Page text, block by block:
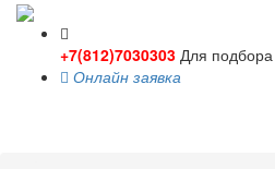
+7(812)7030303 Для
Онлайн заявка